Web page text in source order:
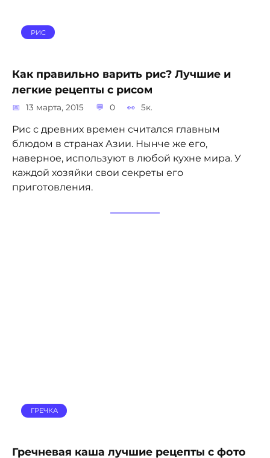
РИС
Как правильно варить рис? Лучшие и
легкие рецепты с рисом
13 марта, 2015 0 5к.
Рис с древних времен считался главным
блюдом в странах Азии. Нынче же его,
наверное, используют в любой кухне мира. У
каждой хозяйки свои секреты его
приготовления.
ГРЕЧКА
Гречневая каша лучшие рецепты с фото